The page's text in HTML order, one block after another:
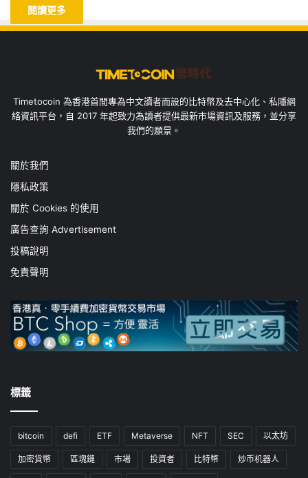
閱讀更多
Timetocoin 為香港首間專為中文讀者而設的比特幣及去中心化、私隱網
絡資訊平台，自 2017 年起致力為讀者提供最新市場資訊及服務，並分享
我們的願景。
關於我們
隱私政策
關於 Cookies 的使用
廣告查詢 Advertisement
投稿說明
免責聲明
標籤
bitcoin defi ETF Metaverse NFT SEC 以太坊
加密貨幣 區塊鏈 市場 投資者 比特幣 炒币机器人